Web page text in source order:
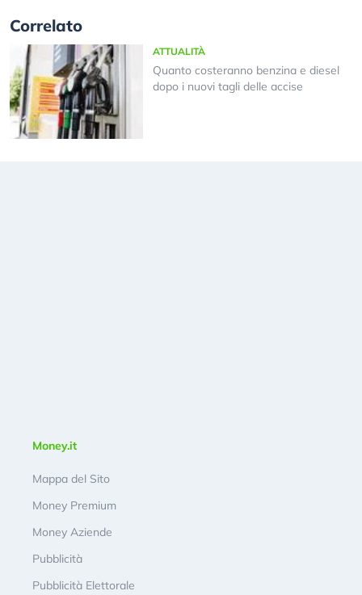
Correlato
ATTUALITÀ
Quanto costeranno benzina e diesel
dopo i nuovi tagli delle accise
Money.it
Mappa del Sito
Money Premium
Money Aziende
Pubblicità
Pubblicità Elettorale